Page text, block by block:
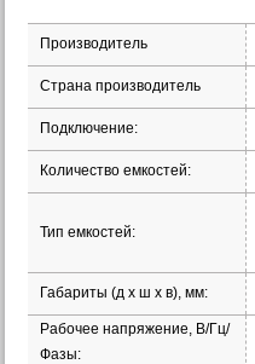
Производитель
Страна производитель
Подключение:
Количество емкостей:
Тип емкостей:
Габариты (д х ш х в), мм:
Рабочее напряжение, В/Гц/
Фазы: